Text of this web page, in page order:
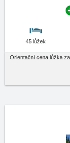
45 lůžek
Orientační cena lůžka